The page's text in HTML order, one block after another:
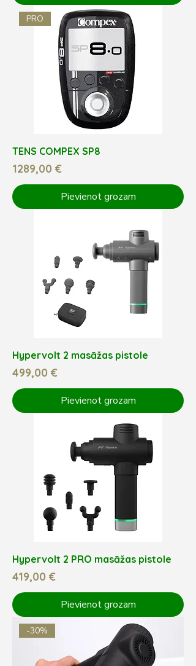
PRO
TENS COMPEX SP8
Cena
1289,00 €
Pievienot grozam
Hypervolt 2 masāžas pistole
Cena
499,00 €
Pievienot grozam
Hypervolt 2 PRO masāžas pistole
Cena
419,00 €
Pievienot grozam
-30%